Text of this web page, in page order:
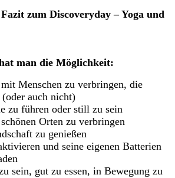
zum Discoveryday – Yoga und
man die Möglichkeit:
Menschen zu verbringen, die
auch nicht)
zu führen oder still zu sein
Orten zu verbringen
zu genießen
und seine eigenen Batterien
sein, gut zu essen, in Bewegung zu